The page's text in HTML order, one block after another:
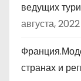
ведущих
августа, 2022
странах и